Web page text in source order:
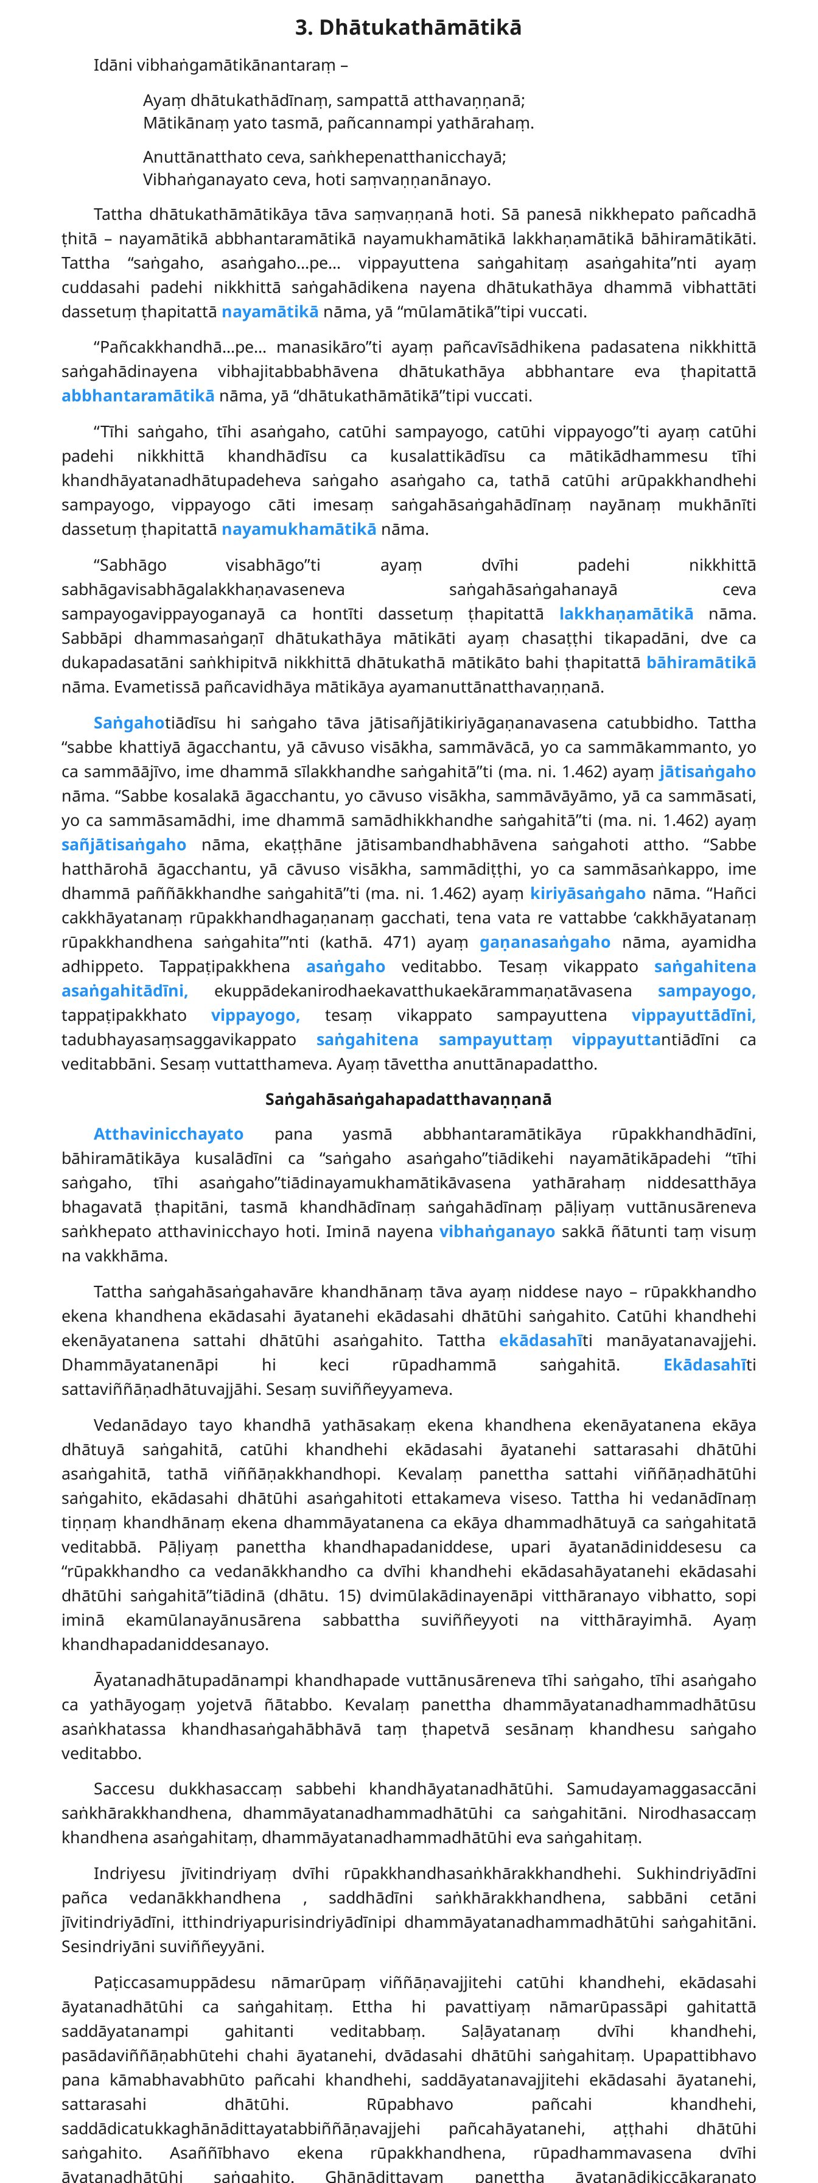
3. Dhātukathāmātikā
Idānivibhaṅgamātikānantaraṃ –
Ayaṃ dhātukathādīnaṃ, sampattā atthavaṇṇanā;
Mātikānaṃ yato tasmā, pañcannampi yathārahaṃ.
Anuttānatthato ceva, saṅkhepenatthanicchayā;
Vibhaṅganayato ceva, hoti saṃvaṇṇanānayo.
Tattha dhātukathāmātikāya tāva saṃvaṇṇanā hoti. Sā panesā nikkhepato pañcadhā
ṭhitā – nayamātikā abbhantaramātikā nayamukhamātikā lakkhaṇamātikā bāhiramātikāti.
Tattha ‘‘saṅgaho, asaṅgaho…pe… vippayuttena saṅgahitaṃ asaṅgahita’’nti ayaṃ
cuddasahi padehi nikkhittā saṅgahādikena nayena dhātukathāya dhammā vibhattāti
dassetuṃ ṭhapitattā nayamātikā nāma, yā ‘‘mūlamātikā’’tipi vuccati.
‘‘Pañcakkhandhā…pe… manasikāro’’ti ayaṃ pañcavīsādhikena padasatena nikkhittā
saṅgahādinayena vibhajitabbabhāvena dhātukathāya abbhantare eva ṭhapitattā
abbhantaramātikā nāma, yā ‘‘dhātukathāmātikā’’tipi vuccati.
‘‘Tīhi saṅgaho, tīhi asaṅgaho, catūhi sampayogo, catūhi vippayogo’’ti ayaṃ catūhi
padehi nikkhittā khandhādīsu ca kusalattikādīsu ca mātikādhammesu tīhi
khandhāyatanadhātupadeheva saṅgaho asaṅgaho ca, tathā catūhi arūpakkhandhehi
sampayogo, vippayogo cāti imesaṃ saṅgahāsaṅgahādīnaṃ nayānaṃ mukhānīti
dassetuṃ ṭhapitattā nayamukhamātikā nāma.
‘‘Sabhāgovisabhāgo’’ti ayaṃ dvīhi padehi nikkhittā
sabhāgavisabhāgalakkhaṇavaseneva saṅgahāsaṅgahanayā ceva
sampayogavippayoganayā ca hontīti dassetuṃ ṭhapitattā lakkhaṇamātikā nāma.
Sabbāpi dhammasaṅgaṇī dhātukathāya mātikāti ayaṃ chasaṭṭhi tikapadāni, dve ca
dukapadasatāni saṅkhipitvā nikkhittā dhātukathā mātikāto bahi ṭhapitattā bāhiramātikā
nāma. Evametissā pañcavidhāya mātikāya ayamanuttānatthavaṇṇanā.
Saṅgahotiādīsu hi saṅgaho tāva jātisañjātikiriyāgaṇanavasena catubbidho. Tattha
‘‘sabbe khattiyā āgacchantu, yā cāvuso visākha, sammāvācā, yo ca sammākammanto, yo
ca sammāājīvo, ime dhammā sīlakkhandhe saṅgahitā’’ti (ma. ni. 1.462) ayaṃ jātisaṅgaho
nāma. ‘‘Sabbe kosalakā āgacchantu, yo cāvuso visākha, sammāvāyāmo, yā ca sammāsati,
yo ca sammāsamādhi, ime dhammā samādhikkhandhe saṅgahitā’’ti (ma. ni. 1.462) ayaṃ
sañjātisaṅgaho nāma, ekaṭṭhāne jātisambandhabhāvena saṅgahoti attho. ‘‘Sabbe
hatthārohā āgacchantu, yā cāvuso visākha, sammādiṭṭhi, yo ca sammāsaṅkappo, ime
dhammā paññākkhandhe saṅgahitā’’ti (ma. ni. 1.462) ayaṃ kiriyāsaṅgaho nāma. ‘‘Hañci
cakkhāyatanaṃ rūpakkhandhagaṇanaṃ gacchati, tena vata re vattabbe ‘cakkhāyatanaṃ
rūpakkhandhena saṅgahita’’’nti (kathā. 471) ayaṃ gaṇanasaṅgaho nāma, ayamidha
adhippeto. Tappaṭipakkhena asaṅgaho veditabbo. Tesaṃ vikappato saṅgahitena
asaṅgahitādīni, ekuppādekanirodhaekavatthukaekārammaṇatāvasena sampayogo,
tappaṭipakkhatovippayogo, tesaṃ vikappato sampayuttenavippayuttādīni,
tadubhayasaṃsaggavikappato saṅgahitena sampayuttaṃ vippayuttantiādīni ca
veditabbāni. Sesaṃ vuttatthameva. Ayaṃ tāvettha anuttānapadattho.
Saṅgahāsaṅgahapadatthavaṇṇanā
Atthavinicchayato pana yasmā abbhantaramātikāya rūpakkhandhādīni,
bāhiramātikāya kusalādīni ca ‘‘saṅgaho asaṅgaho’’tiādikehi nayamātikāpadehi ‘‘tīhi
saṅgaho, tīhi asaṅgaho’’tiādinayamukhamātikāvasenayathārahaṃ niddesatthāya
bhagavatā ṭhapitāni, tasmā khandhādīnaṃ saṅgahādīnaṃ pāḷiyaṃ vuttānusāreneva
saṅkhepato atthavinicchayo hoti. Iminā nayenavibhaṅganayo sakkā ñātunti taṃ visuṃ
na vakkhāma.
Tattha saṅgahāsaṅgahavāre khandhānaṃ tāva ayaṃ niddese nayo – rūpakkhandho
ekena khandhena ekādasahi āyatanehi ekādasahi dhātūhi saṅgahito. Catūhi khandhehi
ekenāyatanena sattahi dhātūhi asaṅgahito. Tattha ekādasahīti manāyatanavajjehi.
Dhammāyatanenāpi hi keci rūpadhammā saṅgahitā. Ekādasahīti
sattaviññāṇadhātuvajjāhi. Sesaṃ suviññeyyameva.
Vedanādayo tayo khandhā yathāsakaṃ ekena khandhena ekenāyatanena ekāya
dhātuyā saṅgahitā, catūhi khandhehi ekādasahi āyatanehi sattarasahi dhātūhi
asaṅgahitā, tathā viññāṇakkhandhopi. Kevalaṃ panettha sattahi viññāṇadhātūhi
saṅgahito, ekādasahi dhātūhi asaṅgahitoti ettakameva viseso. Tattha hi vedanādīnaṃ
tiṇṇaṃ khandhānaṃ ekena dhammāyatanena ca ekāya dhammadhātuyā ca saṅgahitatā
veditabbā. Pāḷiyaṃ panettha khandhapadaniddese, upari āyatanādiniddesesu ca
‘‘rūpakkhandho ca vedanākkhandho ca dvīhi khandhehi ekādasahāyatanehi ekādasahi
dhātūhi saṅgahitā’’tiādinā (dhātu. 15) dvimūlakādinayenāpi vitthāranayo vibhatto, sopi
iminā ekamūlanayānusārena sabbattha suviññeyyoti na vitthārayimhā. Ayaṃ
khandhapadaniddesanayo.
Āyatanadhātupadānampi khandhapade vuttānusāreneva tīhi saṅgaho, tīhi asaṅgaho
ca yathāyogaṃ yojetvā ñātabbo. Kevalaṃ panettha dhammāyatanadhammadhātūsu
asaṅkhatassa khandhasaṅgahābhāvā taṃ ṭhapetvā sesānaṃ khandhesu saṅgaho
veditabbo.
Saccesu dukkhasaccaṃ sabbehi khandhāyatanadhātūhi. Samudayamaggasaccāni
saṅkhārakkhandhena, dhammāyatanadhammadhātūhi ca saṅgahitāni. Nirodhasaccaṃ
khandhena asaṅgahitaṃ, dhammāyatanadhammadhātūhi eva saṅgahitaṃ.
Indriyesu jīvitindriyaṃ dvīhi rūpakkhandhasaṅkhārakkhandhehi. Sukhindriyādīni
pañca vedanākkhandhena , saddhādīni saṅkhārakkhandhena, sabbāni cetāni
jīvitindriyādīni, itthindriyapurisindriyādīnipi dhammāyatanadhammadhātūhi saṅgahitāni.
Sesindriyāni suviññeyyāni.
Paṭiccasamuppādesu nāmarūpaṃ viññāṇavajjitehi catūhi khandhehi, ekādasahi
āyatanadhātūhi ca saṅgahitaṃ. Ettha hi pavattiyaṃ nāmarūpassāpi gahitattā
saddāyatanampi gahitanti veditabbaṃ. Saḷāyatanaṃ dvīhi khandhehi,
pasādaviññāṇabhūtehi chahi āyatanehi, dvādasahi dhātūhi saṅgahitaṃ. Upapattibhavo
pana kāmabhavabhūto pañcahi khandhehi, saddāyatanavajjitehi ekādasahi āyatanehi,
sattarasahi dhātūhi. Rūpabhavo pañcahi khandhehi,
saddādicatukkaghānādittayatabbiññāṇavajjehi pañcahāyatanehi, aṭṭhahi dhātūhi
saṅgahito. Asaññībhavo ekena rūpakkhandhena, rūpadhammavasena dvīhi
āyatanadhātūhi saṅgahito. Ghānādittayaṃ panettha āyatanādikiccākaraṇato